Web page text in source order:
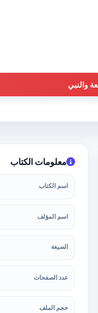
والنبي
معلومات الكتاب
اسم الكتاب
اسم المؤلف
الصيغة
عدد الصفحات
حجم الملف